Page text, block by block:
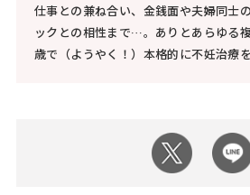
仕事との兼ね合い、金銭面や夫婦同士
ックとの相性まで…。ありとあらゆる
歳で（ようやく！）本格的に不妊治療を